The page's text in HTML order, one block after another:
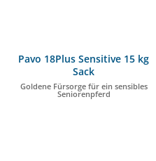
Pavo 18Plus Sensitive 15 kg
Sack
Goldene Fürsorge für ein sensibles
Seniorenpferd